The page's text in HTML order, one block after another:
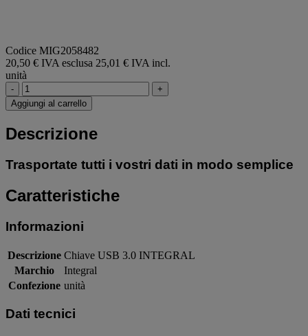
Codice MIG2058482
20,50 € IVA esclusa 25,01 € IVA incl.
unità
-
+
Aggiungi al carrello
Descrizione
Trasportate tutti i vostri dati in modo semplice
Caratteristiche
Informazioni
Descrizione Chiave USB 3.0 INTEGRAL
Marchio
Integral
Confezione unità
Dati tecnici